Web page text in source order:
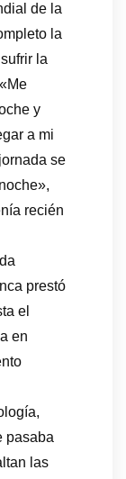
de la
la
la
y
a mi
se
recién
prestó
el
en
pasaba
las